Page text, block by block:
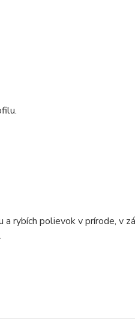
rybích polievok v prírode, v